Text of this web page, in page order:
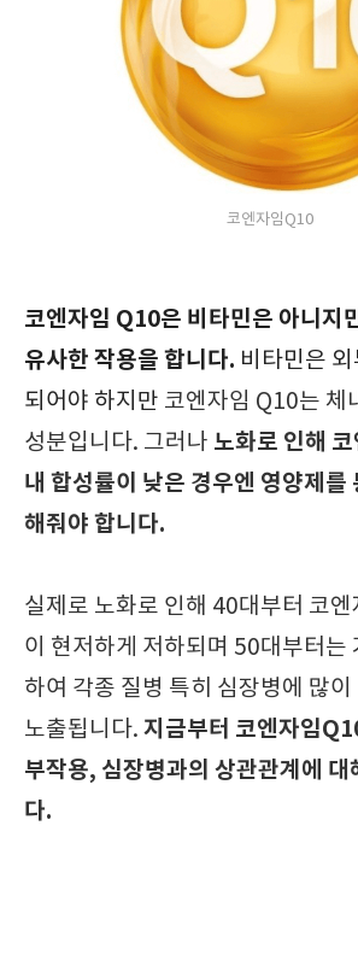
코엔자임Q10
코엔자임 Q10은 비타민은 아니지
유사한 작용을 합니다. 비타민은
되어야 하지만 코엔자임 Q10는 체
성분입니다. 그러나 노화로 인해
내 합성률이 낮은 경우엔 영양제를
해줘야 합니다.
실제로 노화로 인해 40대부터 코엔
이 현저하게 저하되며 50대부터는
하여 각종 질병 특히 심장병에 많이
노출됩니다. 지금부터 코엔자임
부작용, 심장병과의 상관관계에 대
다.